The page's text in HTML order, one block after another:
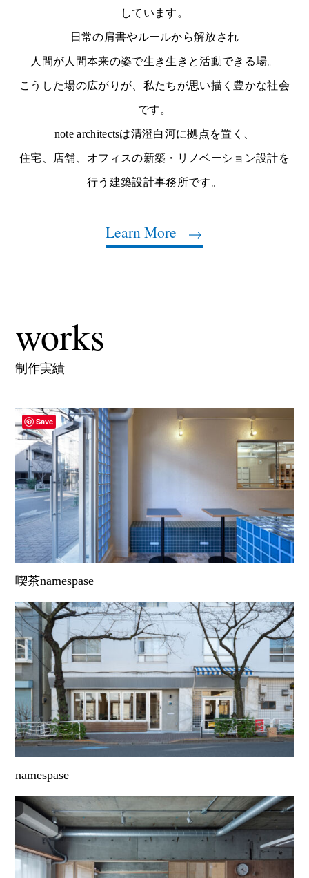
しています。
日常の肩書やルールから解放され
人間が人間本来の姿で生き生きと活動できる場。
こうした場の広がりが、私たちが思い描く豊かな社会
です。
note architectsは清澄白河に拠点を置く、
住宅、店舗、オフィスの新築・リノベーション設計を
行う建築設計事務所です。
Learn More
works
制作実績
喫茶namespase
namespase
Save